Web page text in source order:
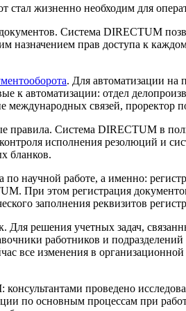
стал жизненно необходим для
Система DIRECTUM
назначением прав доступа к
. Для автоматизации на
к автоматизации: отдел
связей, проректор
правила. Система DIRECTUM в
исполнения резолюций и
бланков.
по научной работе, а именно:
При этом регистрация
заполнения реквизитов
решения учетных задач,
работников и
все изменения в
проведено
по основным процессам при